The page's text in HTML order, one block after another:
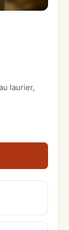
laurier,